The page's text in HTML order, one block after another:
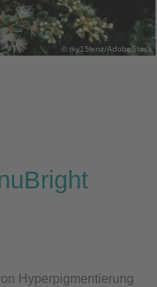
© tky15lenz/AdobeStock
Hyperpigmentierung